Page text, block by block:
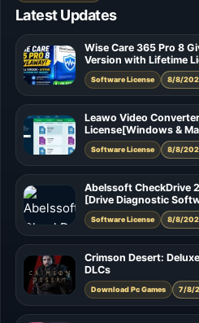
Latest Updates
Wise Care 365 Pro 8
Version with Lifetime
Software License 8/8/
Leawo Video
License[Windows &
Software License 8/8/
Abelssoft CheckDrive
[Drive Diagnostic
Software License 8/8/
Crimson Desert:
DLCs
Download Pc Games 7/8/